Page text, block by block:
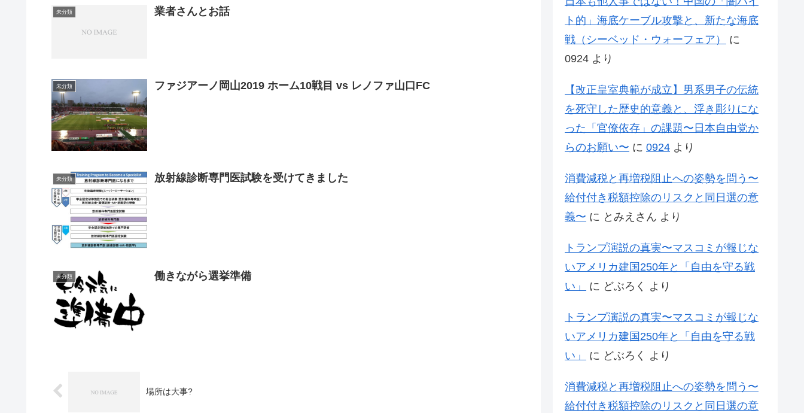
未分類 業者さんとお話
未分類 ファジアーノ岡山2019 ホーム10戦目 vs レノファ山口FC
未分類 放射線診断専門医試験を受けてきました
未分類 働きながら選挙準備
場所は大事?
ト的」海底ケーブル攻撃と、新たな海底
戦（シーベッド・ウォーフェア）
に
0924 より
【改正皇室典範が成立】男系男子の伝統
を死守した歴史的意義と、浮き彫りにな
った「官僚依存」の課題〜日本自由党か
らのお願い〜 に 0924 より
消費減税と再増税阻止への姿勢を問う〜
給付付き税額控除のリスクと同日選の意
義〜 に とみえさん より
トランプ演説の真実〜マスコミが報じな
いアメリカ建国250年と「自由を守る戦
い」
に どぶろく より
トランプ演説の真実〜マスコミが報じな
いアメリカ建国250年と「自由を守る戦
い」
に どぶろく より
消費減税と再増税阻止への姿勢を問う〜
給付付き税額控除のリスクと同日選の意